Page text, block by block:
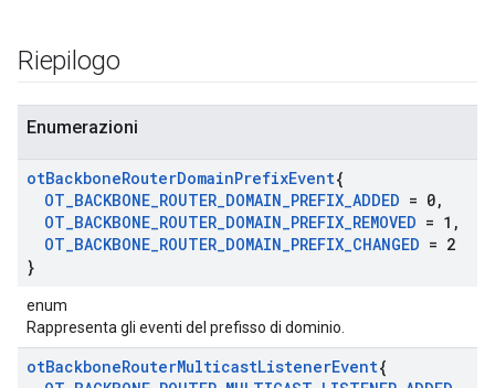
Riepilogo
Enumerazioni
otBackboneRouterDomainPrefixEvent{
OT_BACKBONE_ROUTER_DOMAIN_PREFIX_ADDED = 0,
OT_BACKBONE_ROUTER_DOMAIN_PREFIX_REMOVED = 1 ,
OT_BACKBONE_ROUTER_DOMAIN_PREFIX_CHANGED = 2
}
enum
Rappresenta gli eventi del prefisso di dominio.
otBackboneRouterMulticastListenerEvent{